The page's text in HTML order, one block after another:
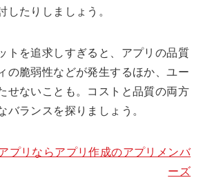
たりしましょう。
トを追求しすぎると、アプリの品質
の脆弱性などが発生するほか、ユー
せないことも。コストと品質の両方
バランスを探りましょう。
プリならアプリ作成のアプリメンバ
ーズ